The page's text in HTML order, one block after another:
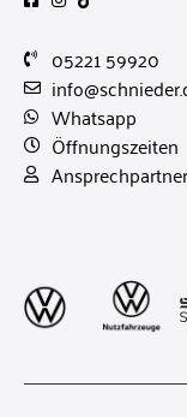
05221 59920
Whatsapp
Öffnungszeiten
Ansprechpartner